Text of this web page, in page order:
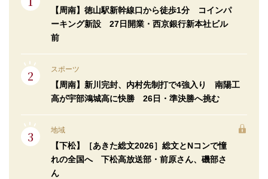
【周南】徳山駅新幹線口から徒歩1分 コインパ
ーキング新設 27日開業・西京銀行新本社ビル
前
スポーツ
【周南】新川完封、内村先制打で4強入り 南陽工
高が宇部鴻城高に快勝 26日・準決勝へ挑む
地域
【下松】［あきた総文2026］総文とNコンで憧
れの全国へ 下松高放送部・前原さん、磯部さ
ん